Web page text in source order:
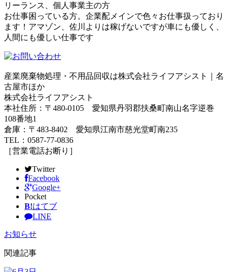
リーランス、個人事業主の方
お仕事困っている方。企業配メインで色々お仕事扱っており
ます！アマゾン、佐川よりは稼げないですが車にも優しく、
人間にも優しい仕事です
産業廃棄物処理・不用品回収は株式会社ライフアシスト｜名
古屋市ほか
株式会社ライフアシスト
本社住所：〒480-0105 愛知県丹羽郡扶桑町南山名字逆巻
108番地1
倉庫：〒483-8402 愛知県江南市慈光堂町南235
TEL：0587-77-0836
［営業電話お断り］
Twitter
Facebook
Google+
Pocket
B!はてブ
LINE
お知らせ
関連記事